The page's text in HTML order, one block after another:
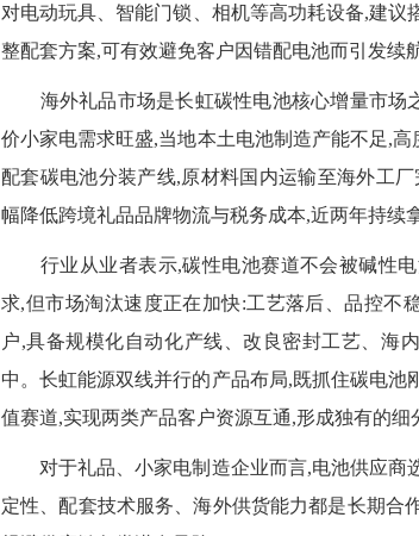
对电动玩具、智能门锁、相机等高功耗设备,建
整配套方案,可有效避免客户因错配电池而引发续
海外礼品市场是长虹碳性电池核心增量市场
价小家电需求旺盛,当地本土电池制造产能不足,高
配套碳电池分装产线,原材料国内运输至海外工
幅降低跨境礼品品牌物流与税务成本,近两年持续
行业从业者表示,碳性电池赛道不会被碱性电
求,但市场淘汰速度正在加快:工艺落后、品控不
户,具备规模化自动化产线、改良密封工艺、海
中。长虹能源双线并行的产品布局,既抓住碳电
值赛道,实现两类产品客户资源互通,形成独有的细
对于礼品、小家电制造企业而言,电池供应商
定性、配套技术服务、海外供货能力都是长期合